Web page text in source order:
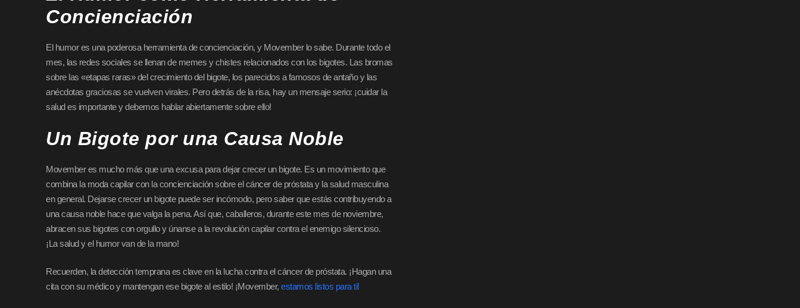
Concienciación
El humor es una poderosa herramienta de concienciación, y Movember lo sabe. Durante todo el
mes, las redes sociales se llenan de memes y chistes relacionados con los bigotes. Las bromas
sobre las «etapas raras» del crecimiento del bigote, los parecidos a famosos de antaño y las
anécdotas graciosas se vuelven virales. Pero detrás de la risa, hay un mensaje serio: ¡cuidar la
salud es importante y debemos hablar abiertamente sobre ello!
Un Bigote por una Causa Noble
Movember es mucho más que una excusa para dejar crecer un bigote. Es un movimiento que
combina la moda capilar con la concienciación sobre el cáncer de próstata y la salud masculina
en general. Dejarse crecer un bigote puede ser incómodo, pero saber que estás contribuyendo a
una causa noble hace que valga la pena. Así que, caballeros, durante este mes de noviembre,
abracen sus bigotes con orgullo y únanse a la revolución capilar contra el enemigo silencioso.
¡La salud y el humor van de la mano!
Recuerden, la detección temprana es clave en la lucha contra el cáncer de próstata. ¡Hagan una
cita con su médico y mantengan ese bigote al estilo! ¡Movember,estamos listos para ti!